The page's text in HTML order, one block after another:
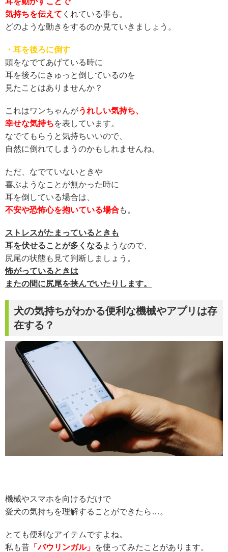
気持ちを伝えて くれている事も。
どのような動きをするのか見ていきましょう。
・耳を後ろに倒す
頭をなでてあげている時に
耳を後ろにきゅっと倒しているのを
見たことはありませんか？
これはワンちゃんがうれしい気持ち、
幸せな気持ちを表しています。
なでてもらうと気持ちいいので、
自然に倒れてしまうのかもしれませんね。
ただ、なでていないときや
喜ぶようなことが無かった時に
耳を倒している場合は、
不安や恐怖心を抱いている場合も。
ストレスがたまっているときも
耳を伏せることが多くなるようなので、
尻尾の状態も見て判断しましょう。
怖がっているときは
またの間に尻尾を挟んでいたりします。
犬の気持ちがわかる便利な機械やアプリは存
在する？
機械やスマホを向けるだけで
愛犬の気持ちを理解することができたら…。
とても便利なアイテムですよね。
私も昔 「バウリンガル」 を使ってみたことがあります。